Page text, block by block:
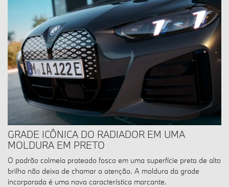
GRADE ICÔNICA DO RADIADOR EM UMA
MOLDURA EM PRETO
O padrão colmeia prateado fosco em uma superfície preta de alto
brilho não deixa de chamar a atenção. A moldura da grade
incorporada é uma nova característica marcante.